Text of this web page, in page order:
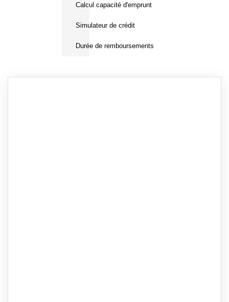
Calcul capacité d'emprunt
Simulateur de crédit
Durée de remboursements